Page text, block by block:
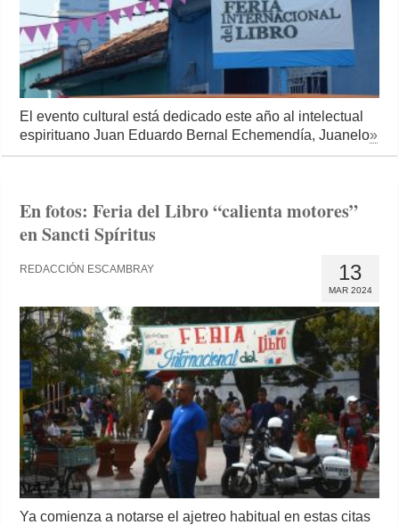
El evento cultural está dedicado este año al intelectual
espirituano Juan Eduardo Bernal Echemendía, Juanelo»
En fotos: Feria del Libro “calienta motores”
en Sancti Spíritus
13
MAR 2024
REDACCIÓN ESCAMBRAY
Ya comienza a notarse el ajetreo habitual en estas citas